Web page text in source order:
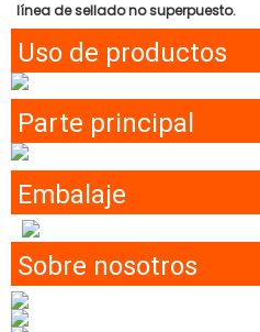
línea de sellado no superpuesto.
Uso de productos
Parte principal
Embalaje
Sobre nosotros